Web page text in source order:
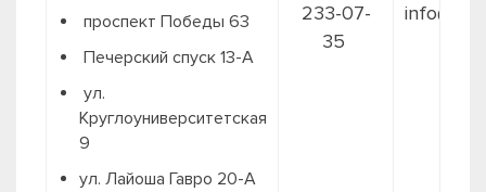
проспект Победы 63
Печерский спуск 13-А
ул.
Круглоуниверситетская
9
ул. Лайоша Гавро 20-А
233-07-
35